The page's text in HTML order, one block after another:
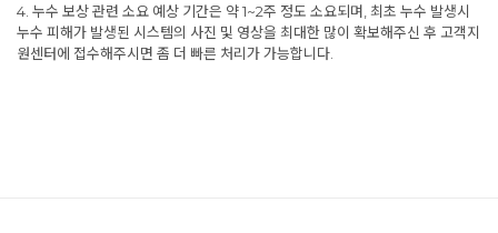
4. 누수 보상 관련 소요 예상 기간은 약 1~2주 정도 소요되며, 최초 누수 발생시
누수 피해가 발생된 시스템의 사진 및 영상을 최대한 많이 확보해주신 후 고객지
원센터에 접수해주시면 좀 더 빠른 처리가 가능합니다.